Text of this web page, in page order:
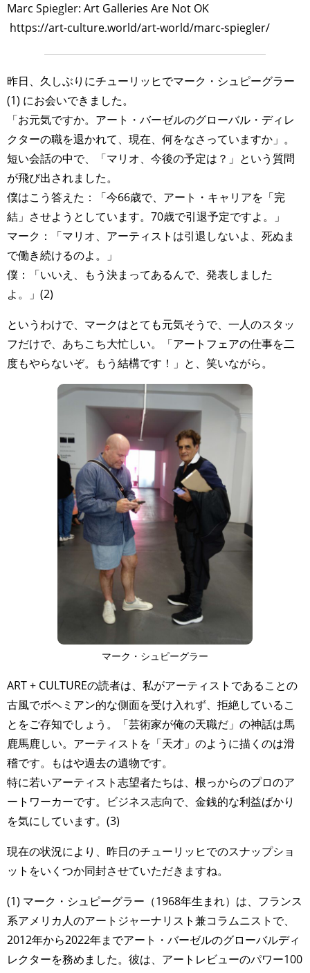
Marc Spiegler: Art Galleries Are Not OK
https://art-culture.world/art-world/marc-spiegler/
昨日、久しぶりにチューリッヒでマーク・シュピーグラー
(1) にお会いできました。
「お元気ですか。アート・バーゼルのグローバル・ディレ
クターの職を退かれて、現在、何をなさっていますか」。
短い会話の中で、「マリオ、今後の予定は？」という質問
が飛び出されました。
僕はこう答えた：「今66歳で、アート・キャリアを「完
結」させようとしています。70歳で引退予定ですよ。」
マーク：「マリオ、アーティストは引退しないよ、死ぬま
で働き続けるのよ。」
僕：「いいえ、もう決まってあるんで、発表しました
よ。」(2)
というわけで、マークはとても元気そうで、一人のスタッ
フだけで、あちこち大忙しい。「アートフェアの仕事を二
度もやらないぞ。もう結構です！」と、笑いながら。
マーク・シュピーグラー
ART + CULTUREの読者は、私がアーティストであることの
古風でボヘミアン的な側面を受け入れず、拒絶しているこ
とをご存知でしょう。「芸術家が俺の天職だ」の神話は馬
鹿馬鹿しい。アーティストを「天才」のように描くのは滑
稽です。もはや過去の遺物です。
特に若いアーティスト志望者たちは、根っからのプロのア
ートワーカーです。ビジネス志向で、金銭的な利益ばかり
を気にしています。(3)
現在の状況により、昨日のチューリッヒでのスナップショ
ットをいくつか同封させていただきますね。
(1) マーク・シュピーグラー（1968年生まれ）は、フランス
系アメリカ人のアートジャーナリスト兼コラムニストで、
2012年から2022年までアート・バーゼルのグローバルディ
レクターを務めました。彼は、アートレビューのパワー100